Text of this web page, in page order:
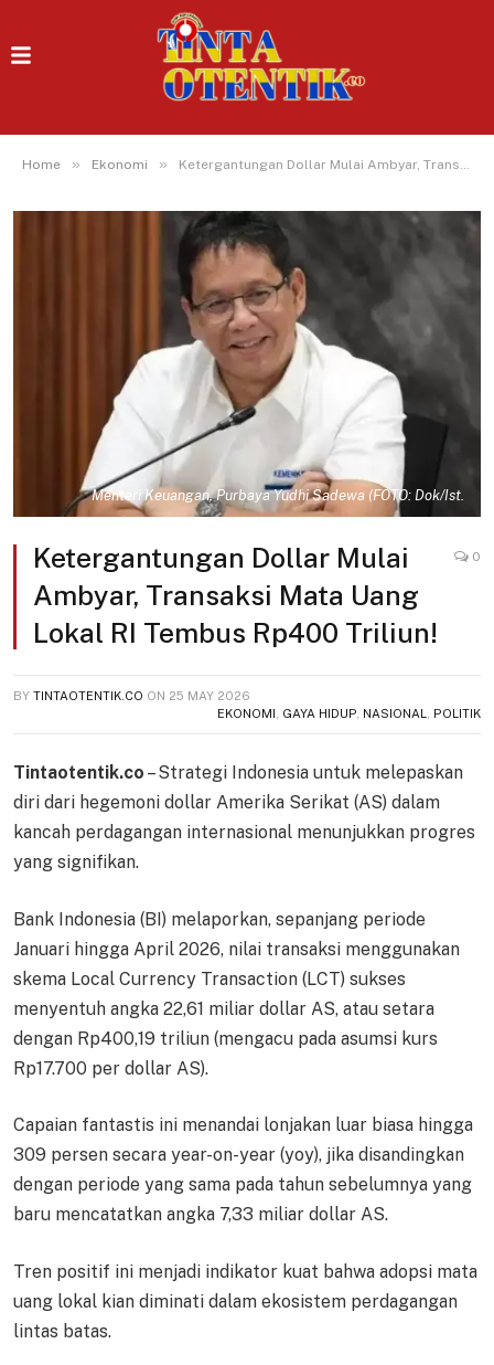
Home » Ekonomi » Ketergantungan Dollar Mulai Ambyar, Transaksi Mata Uang Lokal RI Tembus Rp400 Triliun!
Menteri Keuangan, Purbaya Yudhi Sadewa (FOTO: Dok/Ist.
Ketergantungan Dollar Mulai
Ambyar, Transaksi Mata Uang
Lokal RI Tembus Rp400 Triliun!
0
BY TINTAOTENTIK.CO ON 25 MAY 2026
EKONOMI
GAYA HIDUP NASIONAL POLITIK
Tintaotentik.co – Strategi Indonesia untuk melepaskan
diri dari hegemoni dollar Amerika Serikat (AS) dalam
kancah perdagangan internasional menunjukkan progres
yang signifikan.
Bank Indonesia (BI) melaporkan, sepanjang periode
Januari hingga April 2026, nilai transaksi menggunakan
skema Local Currency Transaction (LCT) sukses
menyentuh angka 22,61 miliar dollar AS, atau setara
dengan Rp400,19 triliun (mengacu pada asumsi kurs
Rp17.700 per dollar AS).
Capaian fantastis ini menandai lonjakan luar biasa hingga
309 persen secara year-on-year (yoy), jika disandingkan
dengan periode yang sama pada tahun sebelumnya yang
baru mencatatkan angka 7,33 miliar dollar AS.
Tren positif ini menjadi indikator kuat bahwa adopsi mata
uang lokal kian diminati dalam ekosistem perdagangan
lintas batas.